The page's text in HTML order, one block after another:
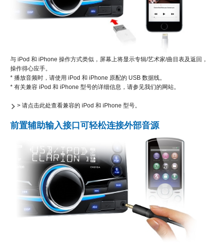
与 iPod 和 iPhone 操作方式类似，屏幕上将显示专辑/艺术家/曲目表及返回，
操作得心应手。
* 播放音频时，请使用 iPod 和 iPhone 原配的 USB 数据线。
* 有关兼容 iPod 和 iPhone 型号的详细信息，请参见我们的网站。
> 请点击此处查看兼容的 iPod 和 iPhone 型号。
前置辅助输入接口可轻松连接外部音源